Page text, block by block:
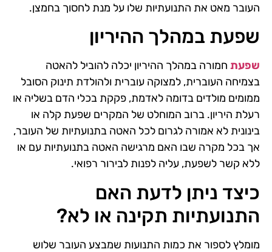
העובר מאט את התנועתיות שלו על מנת לחסוך בחמצן.
שפעת במהלך ההיריון
שפעת חמורה במהלך ההיריון יכלה להוביל להאטה
בצמיחה העוברית, למצוקה עוברית ולהולדת תינוק הסובל
ממומים מולדים בדומה לאדמת, פקקת בכלי הדם בשליה או
רעלת היריון. ברוב המוחלט של המקרים שפעת קלה או
בינונית לא אמורה לגרום לכל האטה בתנועתיות של העובר,
אך בכל מקרה שבו האם מרגישה האטה בתנועתיות עם או
ללא קשר לשפעת, עליה לפנות לבירור רפואי.
כיצד ניתן לדעת האם
התנועתיות תקינה או לא?
מומלץ לספור את כמות התנועות שמבצע העובר שלוש